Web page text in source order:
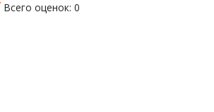
Всего оценок: 0